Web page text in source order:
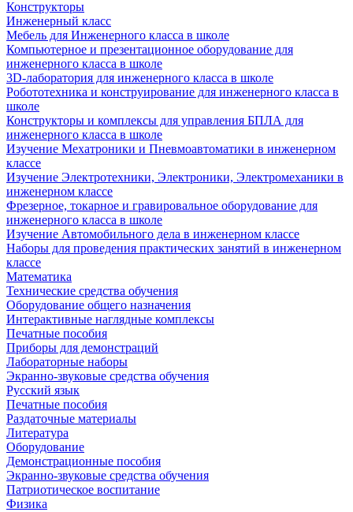
Конструкторы
Инженерный класс
Мебель для Инженерного класса в школе
Компьютерное и презентационное оборудование для
инженерного класса в школе
3D-лаборатория для инженерного класса в школе
Робототехника и конструирование для инженерного класса в
школе
Конструкторы и комплексы для управления БПЛА для
инженерного класса в школе
Изучение Мехатроники и Пневмоавтоматики в инженерном
классе
Изучение Электротехники, Электроники, Электромеханики в
инженерном классе
Фрезерное, токарное и гравировальное оборудование для
инженерного класса в школе
Изучение Автомобильного дела в инженерном классе
Наборы для проведения практических занятий в инженерном
классе
Математика
Технические средства обучения
Оборудование общего назначения
Интерактивные наглядные комплексы
Печатные пособия
Приборы для демонстраций
Лабораторные наборы
Экранно-звуковые средства обучения
Русский язык
Печатные пособия
Раздаточные материалы
Литература
Оборудование
Демонстрационные пособия
Экранно-звуковые средства обучения
Патриотическое воспитание
Физика